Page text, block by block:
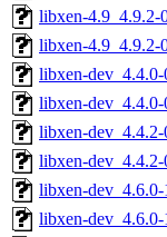
libxen-4.9_4.9.2-
libxen-4.9_4.9.2-
libxen-
libxen-
libxen-
libxen-
libxen-
libxen-